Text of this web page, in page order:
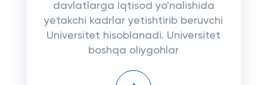
davlatlarga Iqtisod yo'nalishida
yetakchi kadrlar yetishtirib beruvchi
Universitet hisoblanadi. Universitet
boshqa oliygohlar